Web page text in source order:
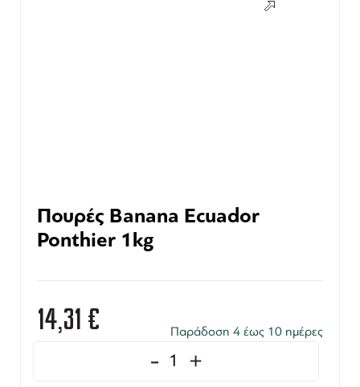
Πουρές Banana Ecuador
Ponthier 1kg
14,31 € Παράδοση 4 έως 10 ημέρες
- +